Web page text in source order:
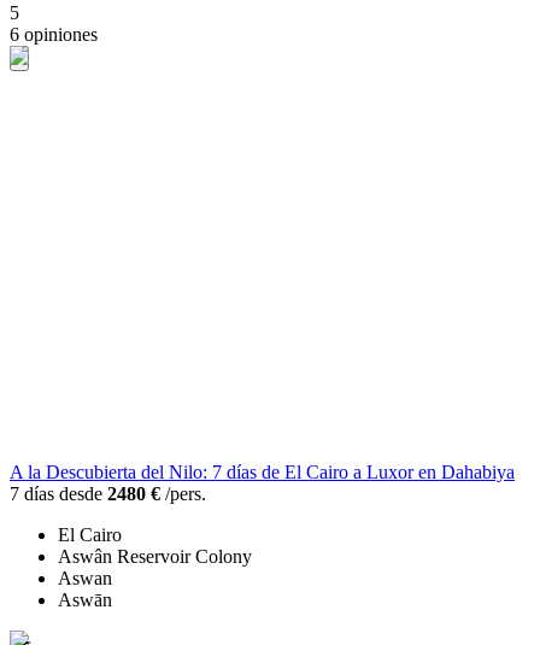
5
6 opiniones
A la Descubierta del Nilo: 7 días de El Cairo a Luxor en Dahabiya
7 días desde 2480 € /pers.
El Cairo
Aswân Reservoir Colony
Aswan
Aswān